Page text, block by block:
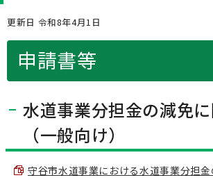
更新日 令和8年4月1日
申請書等
水道事業分担金の減免
（一般向け）
守谷市水道事業における水道事業分担